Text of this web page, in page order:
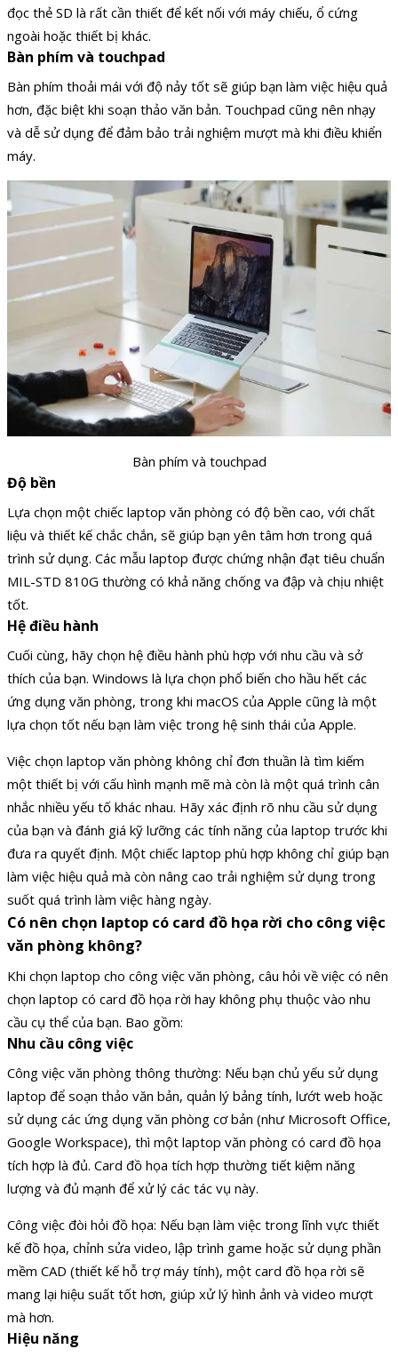
đọc thẻ SD là rất cần thiết để kết nối với máy chiếu, ổ cứng
ngoài hoặc thiết bị khác.
Bàn phím và touchpad
Bàn phím thoải mái với độ nảy tốt sẽ giúp bạn làm việc hiệu quả
hơn, đặc biệt khi soạn thảo văn bản. Touchpad cũng nên nhạy
và dễ sử dụng để đảm bảo trải nghiệm mượt mà khi điều khiển
máy.
Bàn phím và touchpad
Độ bền
Lựa chọn một chiếc laptop văn phòng có độ bền cao, với chất
liệu và thiết kế chắc chắn, sẽ giúp bạn yên tâm hơn trong quá
trình sử dụng. Các mẫu laptop được chứng nhận đạt tiêu chuẩn
MIL-STD 810G thường có khả năng chống va đập và chịu nhiệt
tốt.
Hệ điều hành
Cuối cùng, hãy chọn hệ điều hành phù hợp với nhu cầu và sở
thích của bạn. Windows là lựa chọn phổ biến cho hầu hết các
ứng dụng văn phòng, trong khi macOS của Apple cũng là một
lựa chọn tốt nếu bạn làm việc trong hệ sinh thái của Apple.
Việc chọn laptop văn phòng không chỉ đơn thuần là tìm kiếm
một thiết bị với cấu hình mạnh mẽ mà còn là một quá trình cân
nhắc nhiều yếu tố khác nhau. Hãy xác định rõ nhu cầu sử dụng
của bạn và đánh giá kỹ lưỡng các tính năng của laptop trước khi
đưa ra quyết định. Một chiếc laptop phù hợp không chỉ giúp bạn
làm việc hiệu quả mà còn nâng cao trải nghiệm sử dụng trong
suốt quá trình làm việc hàng ngày.
Có nên chọn laptop có card đồ họa rời cho công việc
văn phòng không?
Khi chọn laptop cho công việc văn phòng, câu hỏi về việc có nên
chọn laptop có card đồ họa rời hay không phụ thuộc vào nhu
cầu cụ thể của bạn. Bao gồm:
Nhu cầu công việc
Công việc văn phòng thông thường: Nếu bạn chủ yếu sử dụng
laptop để soạn thảo văn bản, quản lý bảng tính, lướt web hoặc
sử dụng các ứng dụng văn phòng cơ bản (như Microsoft Office,
Google Workspace), thì một laptop văn phòng có card đồ họa
tích hợp là đủ. Card đồ họa tích hợp thường tiết kiệm năng
lượng và đủ mạnh để xử lý các tác vụ này.
Công việc đòi hỏi đồ họa: Nếu bạn làm việc trong lĩnh vực thiết
kế đồ họa, chỉnh sửa video, lập trình game hoặc sử dụng phần
mềm CAD (thiết kế hỗ trợ máy tính), một card đồ họa rời sẽ
mang lại hiệu suất tốt hơn, giúp xử lý hình ảnh và video mượt
mà hơn.
Hiệu năng